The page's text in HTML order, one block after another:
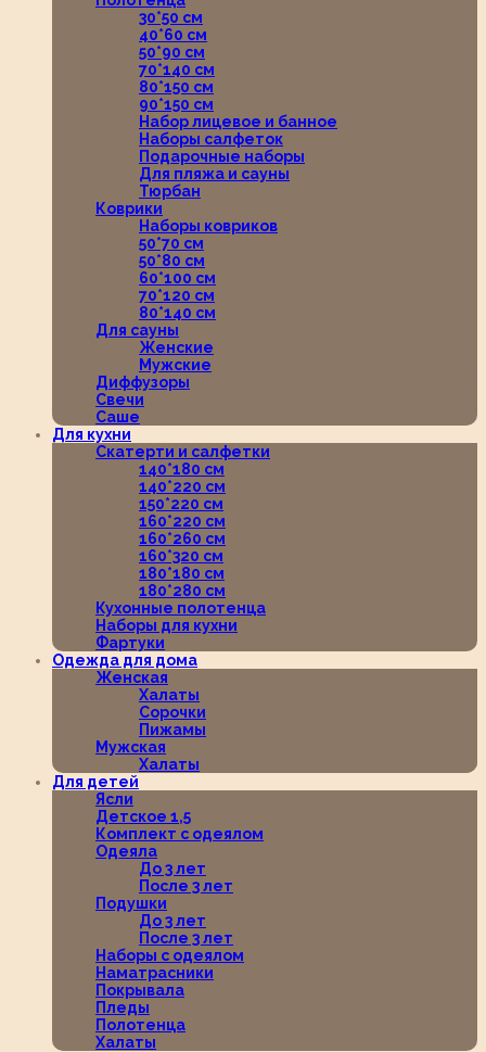
30*50 см
40*60 см
50*90 см
70*140 см
80*150 см
90*150 см
Набор лицевое и банное
Наборы салфеток
Подарочные наборы
Для пляжа и сауны
Тюрбан
Коврики
Наборы ковриков
50*70 см
50*80 см
60*100 см
70*120 см
80*140 см
Для сауны
Женские
Мужские
Диффузоры
Свечи
Саше
Для кухни
Скатерти и салфетки
140*180 см
140*220 см
150*220 см
160*220 см
160*260 см
160*320 см
180*180 см
180*280 см
Кухонные полотенца
Наборы для кухни
Фартуки
Одежда для дома
Женская
Халаты
Сорочки
Пижамы
Мужская
Халаты
Для детей
Ясли
Детское 1,5
Комплект с одеялом
Одеяла
До 3 лет
После 3 лет
Подушки
До 3 лет
После 3 лет
Наборы с одеялом
Наматрасники
Покрывала
Пледы
Полотенца
Халаты